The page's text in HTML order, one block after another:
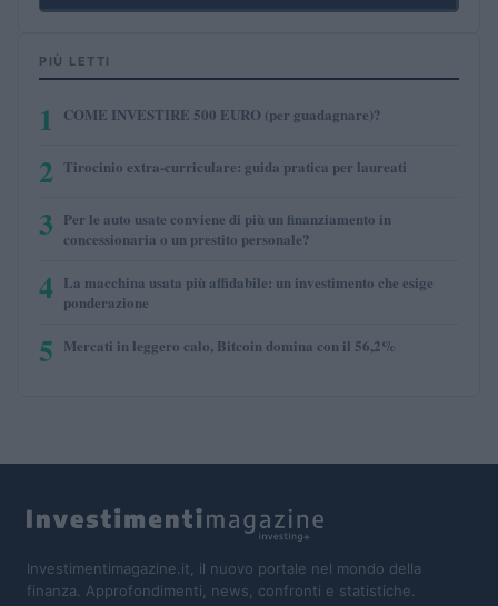
PIÙ LETTI
1 COME INVESTIRE 500 EURO (per guadagnare)?
2 Tirocinio extra-curriculare: guida pratica per laureati
3 Per le auto usate conviene di più un finanziamento in
concessionaria o un prestito personale?
4 La macchina usata più affidabile: un investimento che esige
ponderazione
5 Mercati in leggero calo, Bitcoin domina con il 56,2%
Investimentimagazine.it, il nuovo portale nel mondo della
finanza. Approfondimenti, news, confronti e statistiche.